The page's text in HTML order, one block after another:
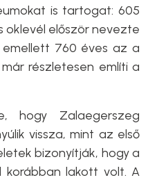
is tartogat: 605
oklevél először nevezte
760 éves az a
részletesen említi a
hogy Zalaegerszeg
vissza, mint az első
bizonyítják, hogy a
korábban lakott volt. A